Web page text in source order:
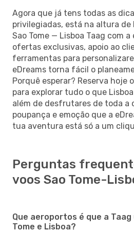
Agora que já tens todas as
privilegiadas, está na altura de
Sao Tome — Lisboa Taag com a
ofertas exclusivas, apoio ao
ferramentas para
eDreams torna fácil o
Porquê esperar? Reserva hoje
para explorar tudo o que
além de desfrutares de toda a
poupança e emoção que a
tua aventura está só a um
Perguntas
voos Sao Tome-
Que aeroportos é que a
Tome e Lisboa?